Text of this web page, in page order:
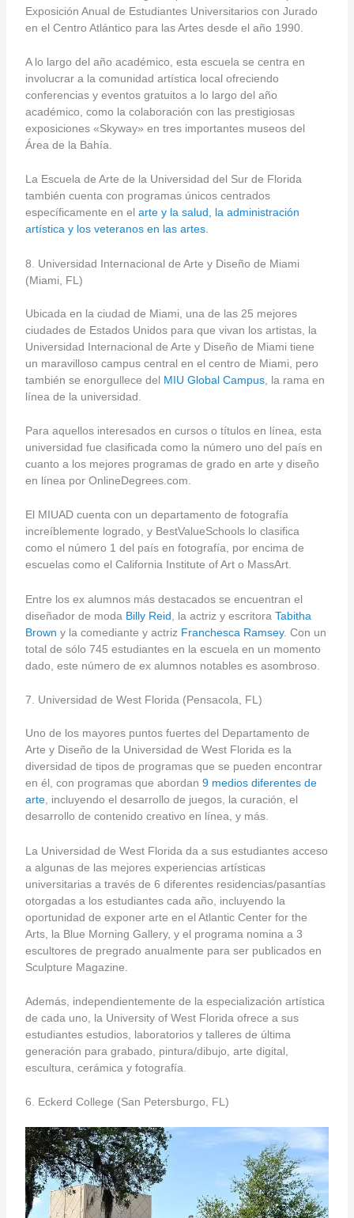
Exposición Anual de Estudiantes Universitarios con Jurado
en el Centro Atlántico para las Artes desde el año 1990.
A lo largo del año académico, esta escuela se centra en
involucrar a la comunidad artística local ofreciendo
conferencias y eventos gratuitos a lo largo del año
académico, como la colaboración con las prestigiosas
exposiciones «Skyway» en tres importantes museos del
Área de la Bahía.
La Escuela de Arte de la Universidad del Sur de Florida
también cuenta con programas únicos centrados
específicamente en el arte y la salud, la administración
artística y los veteranos en las artes.
8. Universidad Internacional de Arte y Diseño de Miami
(Miami, FL)
Ubicada en la ciudad de Miami, una de las 25 mejores
ciudades de Estados Unidos para que vivan los artistas, la
Universidad Internacional de Arte y Diseño de Miami tiene
un maravilloso campus central en el centro de Miami, pero
también se enorgullece del MIU Global Campus, la rama en
línea de la universidad.
Para aquellos interesados en cursos o títulos en línea, esta
universidad fue clasificada como la número uno del país en
cuanto a los mejores programas de grado en arte y diseño
en línea por OnlineDegrees.com.
El MIUAD cuenta con un departamento de fotografía
increíblemente logrado, y BestValueSchools lo clasifica
como el número 1 del país en fotografía, por encima de
escuelas como el California Institute of Art o MassArt.
Entre los ex alumnos más destacados se encuentran el
diseñador de moda Billy Reid , la actriz y escritora Tabitha
Brown y la comediante y actriz Franchesca Ramsey. Con un
total de sólo 745 estudiantes en la escuela en un momento
dado, este número de ex alumnos notables es asombroso.
7. Universidad de West Florida (Pensacola, FL)
Uno de los mayores puntos fuertes del Departamento de
Arte y Diseño de la Universidad de West Florida es la
diversidad de tipos de programas que se pueden encontrar
en él, con programas que abordan 9 medios diferentes de
arte, incluyendo el desarrollo de juegos, la curación, el
desarrollo de contenido creativo en línea, y más.
La Universidad de West Florida da a sus estudiantes acceso
a algunas de las mejores experiencias artísticas
universitarias a través de 6 diferentes residencias/pasantías
otorgadas a los estudiantes cada año, incluyendo la
oportunidad de exponer arte en el Atlantic Center for the
Arts, la Blue Morning Gallery, y el programa nomina a 3
escultores de pregrado anualmente para ser publicados en
Sculpture Magazine.
Además, independientemente de la especialización artística
de cada uno, la University of West Florida ofrece a sus
estudiantes estudios, laboratorios y talleres de última
generación para grabado, pintura/dibujo, arte digital,
escultura, cerámica y fotografía.
6. Eckerd College (San Petersburgo, FL)